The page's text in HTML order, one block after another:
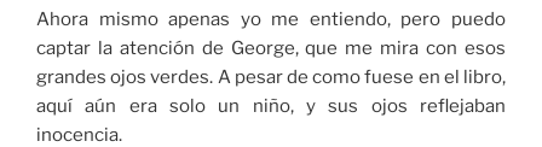
Ahora mismo apenas yo me entiendo, pero puedo
captar la atención de George, que me mira con esos
grandes ojos verdes. A pesar de como fuese en el libro,
aquí aún era solo un niño, y sus ojos reflejaban
inocencia.